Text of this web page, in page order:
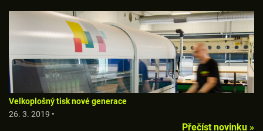
Velkoplošný tisk nové generace
26. 3. 2019 •
Přečíst novinku »